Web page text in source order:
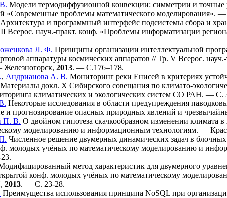
Модели термодиффузионной конвекции: симметрии и
«Современные проблемы математического
Архитектура и программный интерфейс подсистемы сбора и
Всерос. науч.-практ. конф. «Проблемы информатизации
Л. Ф. Принципы организации интеллектуальной
аппаратуры космических аппаратов // Тр. V Всерос.
Железногорск, 2013. — С.1 76–178.
, Андрианова А. В. Мониторинг реки Енисей в критериях
Материалы докл. X Сибирского совещания по климато-
климатических и экологических систем СО РАН. — С.
Некоторые исследования в области предупреждения
и прогнозирование опасных природных явлений и
П. В. О двойном гипотеза скачкообразном изменении
моделированию и информационным технологиям. —
Численное решение двумерных динамических задач в
молодых учёных по математическому моделированию и
метод характеристик для двумерного
конф. молодых учёных по математическому
2013. — С. 23-28.
Преимущества использования принципа NoSQL при